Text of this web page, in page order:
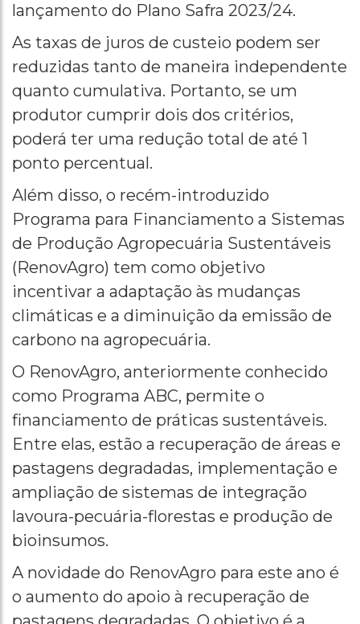
lançamento do Plano Safra 2023/24.
As taxas de juros de custeio podem ser
reduzidas tanto de maneira independente
quanto cumulativa. Portanto, se um
produtor cumprir dois dos critérios,
poderá ter uma redução total de até 1
ponto percentual.
Além disso, o recém-introduzido
Programa para Financiamento a Sistemas
de Produção Agropecuária Sustentáveis
(RenovAgro) tem como objetivo
incentivar a adaptação às mudanças
climáticas e a diminuição da emissão de
carbono na agropecuária.
O RenovAgro, anteriormente conhecido
como Programa ABC, permite o
financiamento de práticas sustentáveis.
Entre elas, estão a recuperação de áreas e
pastagens degradadas, implementação e
ampliação de sistemas de integração
lavoura-pecuária-florestas e produção de
bioinsumos.
A novidade do RenovAgro para este ano é
o aumento do apoio à recuperação de